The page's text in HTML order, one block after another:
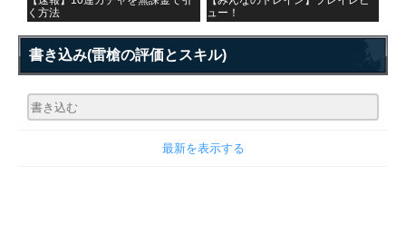
く方法
ュー！
書き込み(雷槍の評価とスキル)
最新を表示する